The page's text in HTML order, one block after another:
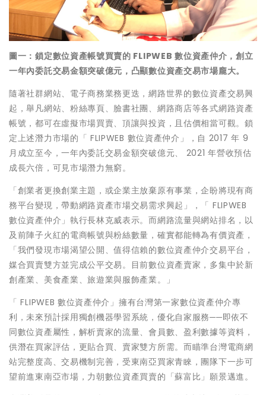
圖一：鎖定數位資產帳號買賣的 FLIPWEB 數位資產仲介，創立
一年內委託交易金額突破億元，凸顯數位資產交易市場龐大。
隨著社群網站、電子商務業務更迭，網路世界的數位資產交易興
起，舉凡網站、粉絲專頁、臉書社團、網路商店等各式網路資產
帳號，都可在虛擬市場買賣、頂讓與投資，且估價相當可觀。鎖
定上述潛力市場的「 FLIPWEB 數位資產仲介」，自 2017 年 9
月成立至今，一年內委託交易金額突破億元、 2021 年營收預估
成長六倍，可見市場潛力無窮。
「創業者更換創業主題，或企業主放棄原有事業，企盼將現有商
務平台變現，帶動網路資產市場交易需求興起」，「 FLIPWEB
數位資產仲介」執行長林克威表示。而網路流量與網站排名，以
及前陣子火紅的電商帳號與粉絲數量，確實都能轉為有價資產，
「我們發現市場渴望公開、值得信賴的數位資產仲介交易平台，
媒合買賣雙方並完成公平交易。目前數位資產賣家，多集中於新
創產業、美食產業、旅遊業與服飾產業。」
「 FLIPWEB 數位資產仲介」擁有台灣第一家數位資產仲介專
利，未來預計採用獨創機器學習系統，優化自家服務──即依不
同數位資產屬性，解析賣家的流量、會員數、盈利數據等資料，
供潛在買家評估，更貼合買、賣家雙方所需。而瞄準台灣電商網
站完整度高、交易機制完善，受東南亞買家青睞，團隊下一步可
望前進東南亞市場，力朝數位資產買賣的「蘇富比」願景邁進。